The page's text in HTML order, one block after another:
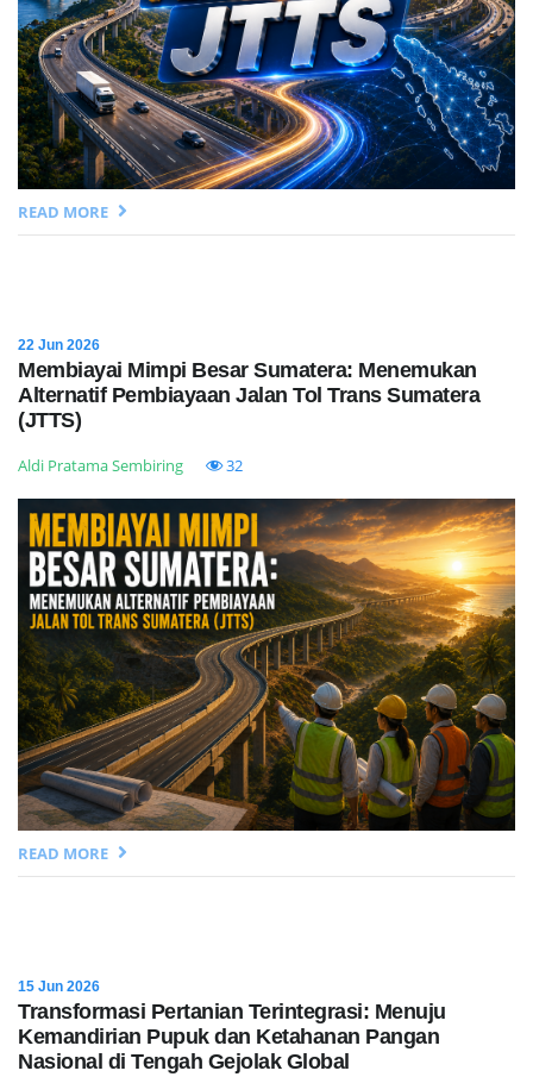
READ MORE
22 Jun 2026
Membiayai Mimpi Besar Sumatera: Menemukan
Alternatif Pembiayaan Jalan Tol Trans Sumatera
(JTTS)
Aldi Pratama Sembiring 32
READ MORE
15 Jun 2026
Transformasi Pertanian Terintegrasi: Menuju
Kemandirian Pupuk dan Ketahanan Pangan
Nasional di Tengah Gejolak Global